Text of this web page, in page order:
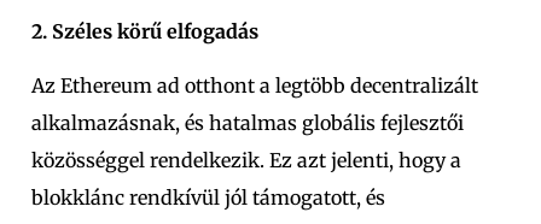
2. Széles körű elfogadás
Az Ethereum ad otthont a legtöbb decentralizált
alkalmazásnak, és hatalmas globális fejlesztői
közösséggel rendelkezik. Ez azt jelenti, hogy a
blokklánc rendkívül jól támogatott, és